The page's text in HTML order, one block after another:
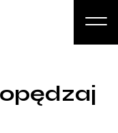
Studia